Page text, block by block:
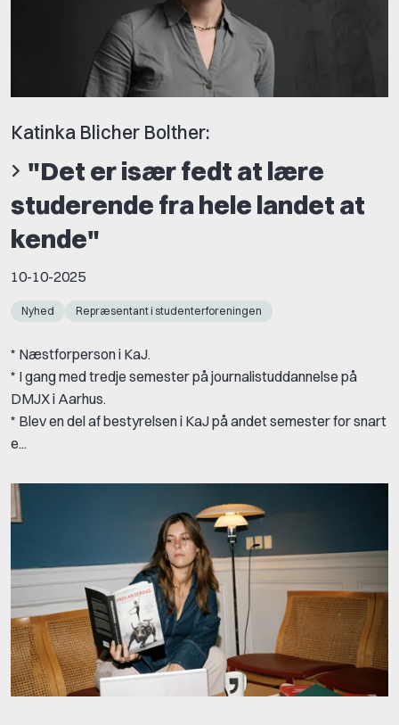
Katinka Blicher Bolther:
"Det er især fedt at lære
studerende fra hele landet at
kende"
10-10-2025
Nyhed Repræsentant i studenterforeningen
* Næstforperson i KaJ.
* I gang med tredje semester på journalistuddannelse på
DMJX i Aarhus.
* Blev en del af bestyrelsen i KaJ på andet semester for snart
e...